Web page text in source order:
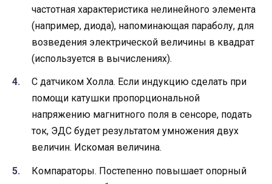
частотная характеристика нелинейного элемента
(например, диода), напоминающая параболу, для
возведения электрической величины в квадрат
(используется в вычислениях).
С датчиком Холла. Если индукцию сделать при
помощи катушки пропорциональной
напряжению магнитного поля в сенсоре, подать
ток, ЭДС будет результатом умножения двух
величин. Искомая величина.
Компараторы. Постепенно повышает опорный